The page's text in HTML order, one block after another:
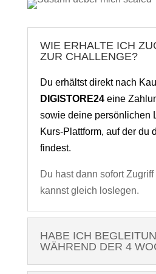
WIE ERHALTE ICH
ZUR CHALLENGE?
Du erhältst direkt nach
DIGISTORE24eine
sowie deine persönlichen
Kurs-Plattform, auf der du
findest.
Du hast dann sofort
kannst gleich loslegen.
HABE ICH
WÄHREND DER 4